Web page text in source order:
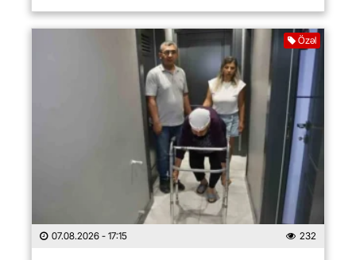
Özəl
07.08.2026 - 17:15 232